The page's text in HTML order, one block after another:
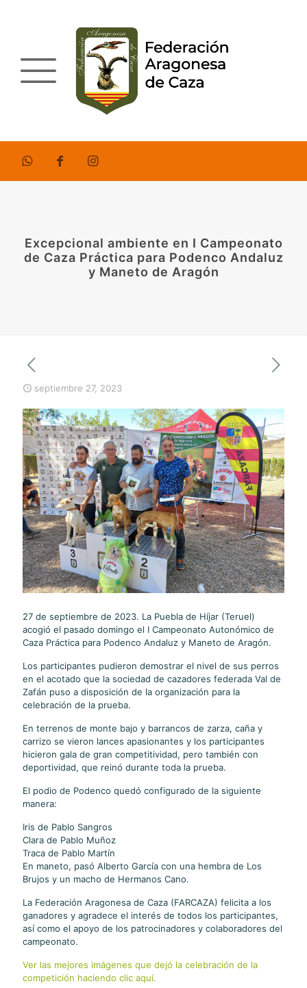
Excepcional ambiente en I Campeonato
de Caza Práctica para Podenco Andaluz
y Maneto de Aragón
septiembre 27, 2023
27 de septiembre de 2023. La Puebla de Híjar (Teruel)
acogió el pasado domingo el I Campeonato Autonómico de
Caza Práctica para Podenco Andaluz y Maneto de Aragón.
Los participantes pudieron demostrar el nivel de sus perros
en el acotado que la sociedad de cazadores federada Val de
Zafán puso a disposición de la organización para la
celebración de la prueba.
En terrenos de monte bajo y barrancos de zarza, caña y
carrizo se vieron lances apasionantes y los participantes
hicieron gala de gran competitividad, pero también con
deportividad, que reinó durante toda la prueba.
El podio de Podenco quedó configurado de la siguiente
manera:
Iris de Pablo Sangros
Clara de Pablo Muñoz
Traca de Pablo Martín
En maneto, pasó Alberto García con una hembra de Los
Brujos y un macho de Hermanos Cano.
La Federación Aragonesa de Caza (FARCAZA) felicita a los
ganadores y agradece el interés de todos los participantes,
así como el apoyo de los patrocinadores y colaboradores del
campeonato.
Ver las mejores imágenes que dejó la celebración de la
competición haciendo clic aquí.